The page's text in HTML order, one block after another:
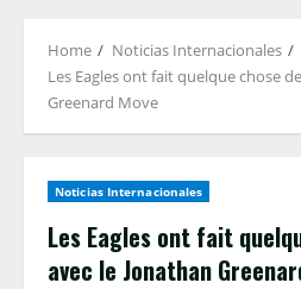
Home
Noticias Internacionales
Les Eagles ont fait quelque chose
Greenard Move
Noticias Internacionales
Les Eagles ont fait
avec le Jonathan